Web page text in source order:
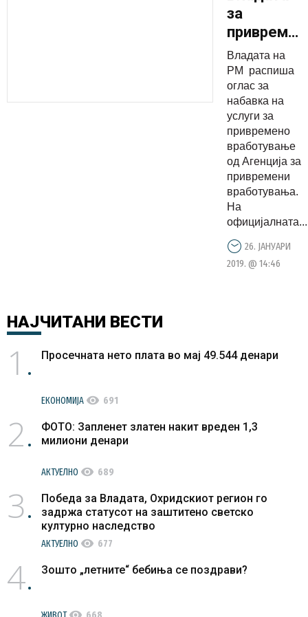
за
ќе
потроши
130
илјади
евра
Владата на
РМ распиша
оглас за
набавка на
услуги за
привремено
вработување
од Агенција за
привремени
вработувања.
На
официјалната...
26. ЈАНУАРИ
2019. @ 14:46
НАЈЧИТАНИ ВЕСТИ
1 Просечната нето плата во мај 49.544 денари
ЕКОНОМИЈА visibility 691
2
ФОТО: Запленет златен накит вреден 1,3
милиони денари
АКТУЕЛНО visibility 689
3
Победа за Владата, Охридскиот регион го
задржа статусот на заштитено светско
културно наследство
АКТУЕЛНО visibility 677
4 Зошто „летните“ бебиња се поздрави?